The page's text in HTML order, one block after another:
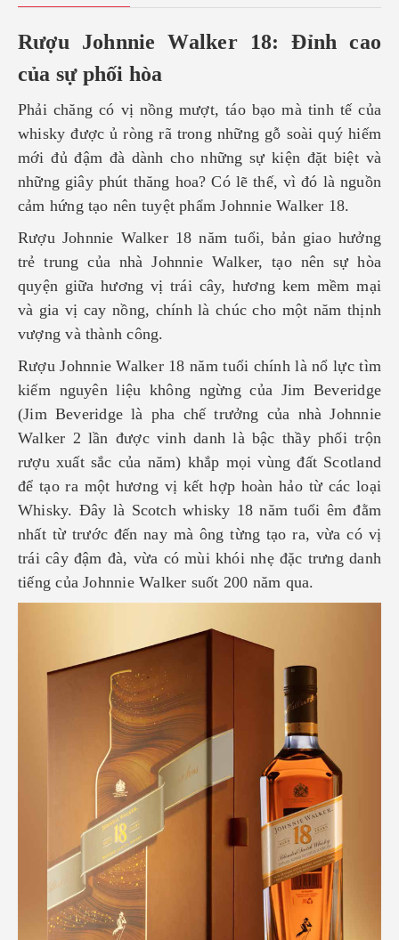
Rượu Johnnie Walker 18: Đỉnh cao
của sự phối hòa
Phải chăng có vị nồng mượt, táo bạo mà tinh tế của
whisky được ủ ròng rã trong những gỗ soài quý hiếm
mới đủ đậm đà dành cho những sự kiện đặt biệt và
những giây phút thăng hoa? Có lẽ thế, vì đó là nguồn
cảm hứng tạo nên tuyệt phẩmJohnnie Walker 18.
Rượu Johnnie Walker 18 năm tuổi, bản giao hưởng
trẻ trung của nhàJohnnie Walker, tạo nên sự hòa
quyện giữa hương vị trái cây, hương kem mềm mại
và gia vị cay nồng, chính là chúc cho một năm thịnh
vượng và thành công.
Rượu Johnnie Walker 18 năm tuổi chính là nổ lực tìm
kiếm nguyên liệu không ngừng của Jim Beveridge
(Jim Beveridge là pha chế trưởng của nhà Johnnie
Walker 2 lần được vinh danh là bậc thầy phối trộn
rượu xuất sắc của năm) khắp mọi vùng đất Scotland
để tạo ra một hương vị kết hợp hoàn hảo từ các loại
Whisky. Đây là Scotch whisky 18 năm tuổi êm đằm
nhất từ trước đến nay mà ông từng tạo ra, vừa có vị
trái cây đậm đà, vừa có mùi khói nhẹ đặc trưng danh
tiếng của Johnnie Walker suốt 200 năm qua.